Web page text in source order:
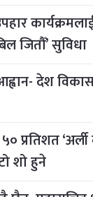
जितौँ’ सुविधा
देश
प्रतिशत
शो हुने